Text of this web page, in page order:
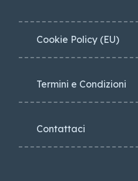
Cookie Policy (EU)
Termini e Condizioni
Contattaci